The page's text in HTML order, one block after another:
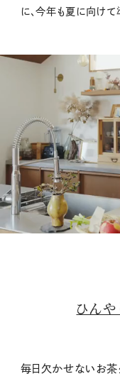
に、今年も夏に向けて
ひんや
毎日欠かせないお茶